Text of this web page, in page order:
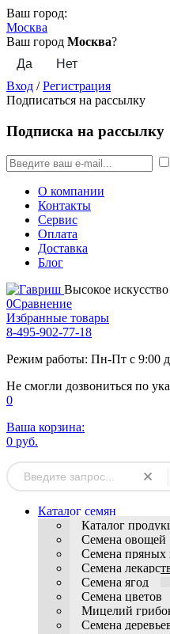
Ваш город:
Москва
Ваш город Москва?
Вход /Регистрация
Подписаться на рассылку
Подписка на рассылку
О компании
Контакты
Сервис
Оплата
Доставка
Блог
Высокое
0Сравнение
Избранные товары
8-495-902-77-18
Режим работы: Пн-Пт с 9:00
Не смогли дозвониться по
0
Ваша корзина:
0 руб.
Каталог семян
Каталог
Семена овощей
Семена пряных
Семена
Семена ягод
Семена цветов
Мицелий
Семена